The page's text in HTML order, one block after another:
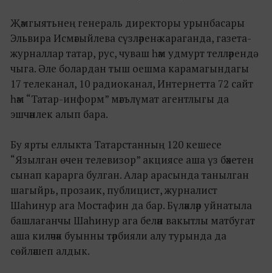
Җәмгыятьнең генераль директоры урынбасары
Эльвира Исмәгыйлева сүзләренә караганда, газета-
журналлар татар, рус, чуваш һәм удмурт телләрендә
чыга. Әле болардан тыш оешма карамагындагы
17 телеканал, 10 радиоканал, Интернетта 72 сайт
һәм “Татар-информ” мәгълүмат агентлыгы да
эшчәнлек алып бара.
Бу ярты еллыкта Татарстанның 120 кешесе
“Язылган өчен телевизор” акциясе аша үз бәхетен
сынап карарга булган. Алар арасында танылган
шагыйрь, прозаик, публицист, журналист
Шаһинур ага Мостафин да бар. Бүләкләр уйнатыла
башлаганчы Шаһинур ага белән вакытлы матбугат
аша киләчәк буынны тәрбияли алу турында да
сөйләшеп алдык.